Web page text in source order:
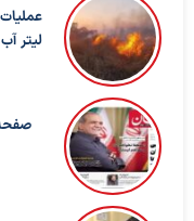
لیتر
صفحه